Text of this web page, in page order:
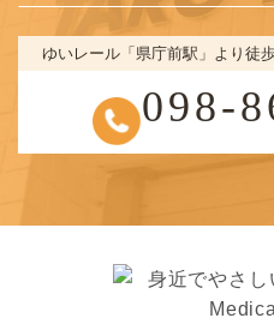
ゆいレール「県庁前駅」より徒
098-